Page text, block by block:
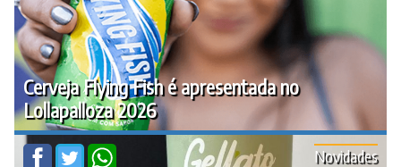
Cerveja Flying Fish é apresentada no
Lollapalloza 2026
Novidades